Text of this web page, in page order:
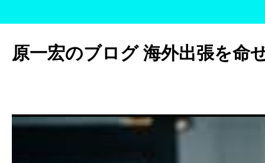
テ
ン
ッ
プ
原一宏のブログ 海外出張を命